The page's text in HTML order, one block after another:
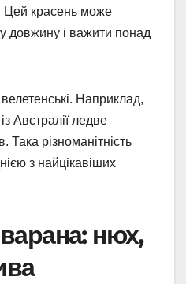
Цей красень може
довжину і важити понад
Наприклад,
Австралії ледве
Така різноманітність
з найцікавіших
нюх,